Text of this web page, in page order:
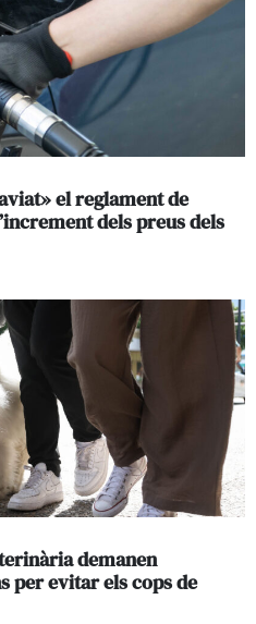
el reglament de
dels preus dels
demanen
per evitar els cops de